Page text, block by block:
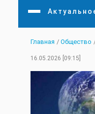
Главная
Актуальное
Экономика
Аналитика
Культура
Интервью
Главная / Общество
16.05.2026 [09:15]